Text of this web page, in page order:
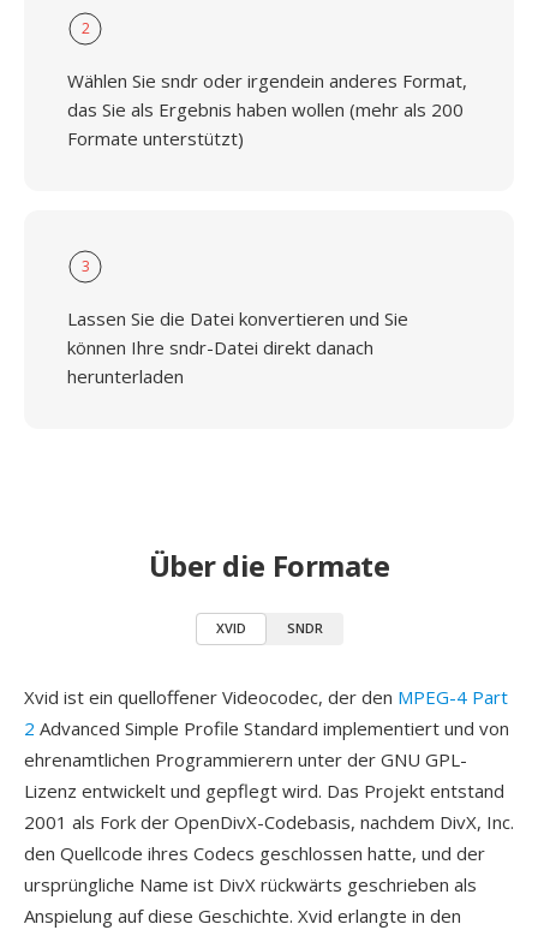
2
Wählen Sie sndr oder irgendein anderes Format,
das Sie als Ergebnis haben wollen (mehr als 200
Formate unterstützt)
3
Lassen Sie die Datei konvertieren und Sie
können Ihre sndr-Datei direkt danach
herunterladen
Über die Formate
XVID SNDR
Xvid ist ein quelloffener Videocodec, der den MPEG-4 Part
2 Advanced Simple Profile Standard implementiert und von
ehrenamtlichen Programmierern unter der GNU GPL-
Lizenz entwickelt und gepflegt wird. Das Projekt entstand
2001 als Fork der OpenDivX-Codebasis, nachdem DivX, Inc.
den Quellcode ihres Codecs geschlossen hatte, und der
ursprüngliche Name ist DivX rückwärts geschrieben als
Anspielung auf diese Geschichte. Xvid erlangte in den